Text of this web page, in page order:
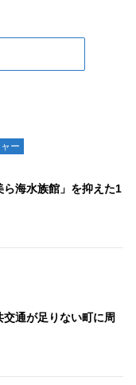
ー
海水族館」を抑えた1
通が足りない町に周